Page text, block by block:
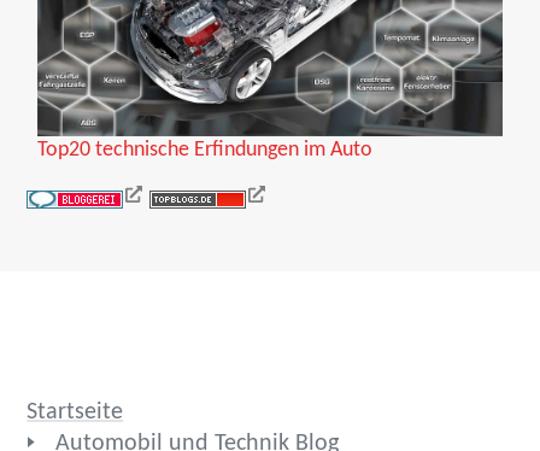
Top20 technische Erfindungen im Auto
Startseite
Automobil und Technik Blog